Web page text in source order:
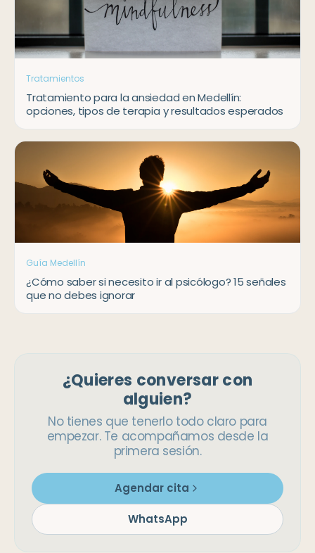
Tratamientos
Tratamiento para la ansiedad en Medellín:
opciones, tipos de terapia y resultados esperados
Guía Medellín
¿Cómo saber si necesito ir al psicólogo? 15 señales
que no debes ignorar
¿Quieres conversar con
alguien?
No tienes que tenerlo todo claro para
empezar. Te acompañamos desde la
primera sesión.
Agendar cita
WhatsApp